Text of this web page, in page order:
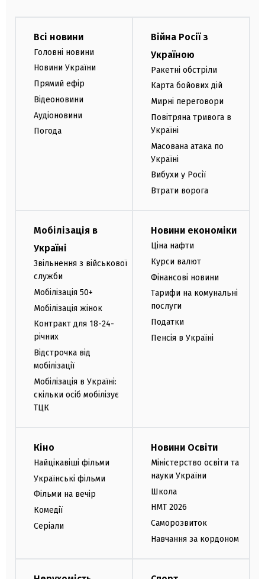
Всі новини
Головні новини
Новини України
Прямий ефір
Відеоновини
Аудіоновини
Погода
Війна Росії з
Україною
Ракетні обстріли
Карта бойових дій
Мирні переговори
Повітряна тривога в
Україні
Масована атака по
Україні
Вибухи у Росії
Втрати ворога
Мобілізація в
Україні
Звільнення з військової
служби
Мобілізація 50+
Мобілізація жінок
Контракт для 18-24-
річних
Відстрочка від
мобілізації
Мобілізація в Україні:
скільки осіб мобілізує
ТЦК
Новини економіки
Ціна нафти
Курси валют
Фінансові новини
Тарифи на комунальні
послуги
Податки
Пенсія в Україні
Кіно
Найцікавіші фільми
Українські фільми
Фільми на вечір
Комедії
Серіали
Новини Освіти
Міністерство освіти та
науки України
Школа
НМТ 2026
Саморозвиток
Навчання за кордоном